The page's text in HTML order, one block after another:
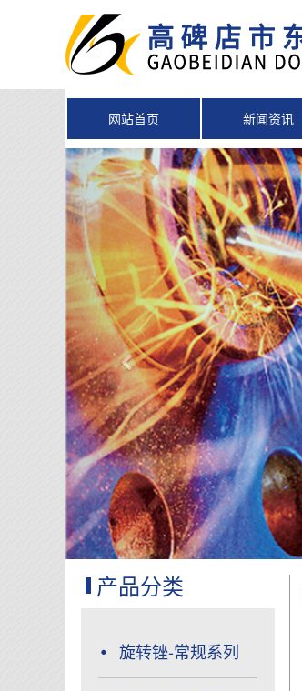
网站首页 新闻资讯
产品分类
旋转锉-常规系列